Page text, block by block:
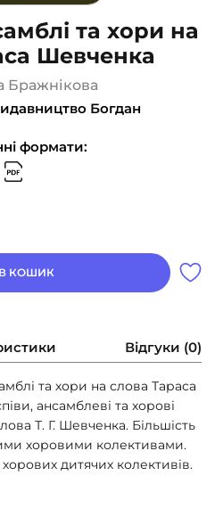
та хори на
Шевченка
Богдан
формати:
КОШИК
Відгуки (0)
та хори на слова Тараса
ансамблеві та хорові
Т. Г. Шевченка. Більшість
хоровими колективами.
хорових дитячих колективів.